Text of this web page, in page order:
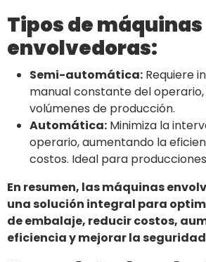
Tipos de máquinas
envolvedoras:
Semi-automática: Requiere
manual constante del
volúmenes de producción.
Automática: Minimiza la
operario, aumentando la
costos. Ideal para
En resumen, las máquinas
una solución integral para
de embalaje, reducir costos,
eficiencia y mejorar la seguridad